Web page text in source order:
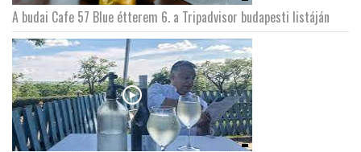
A budai Cafe 57 Blue étterem 6. a Tripadvisor budapesti listáján